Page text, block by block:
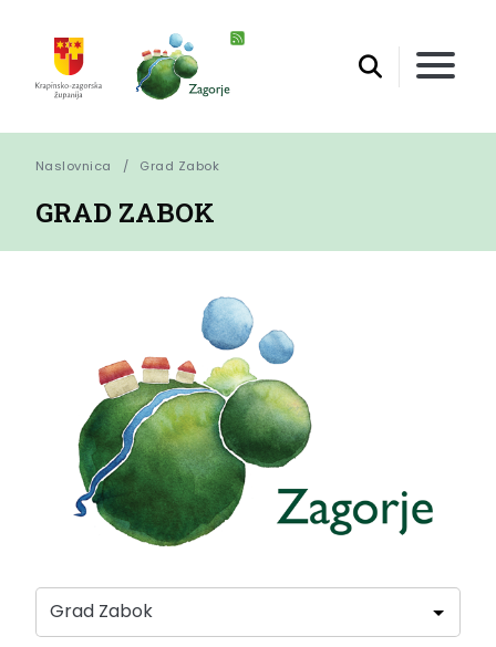
Naslovnica Grad Zabok
GRAD ZABOK